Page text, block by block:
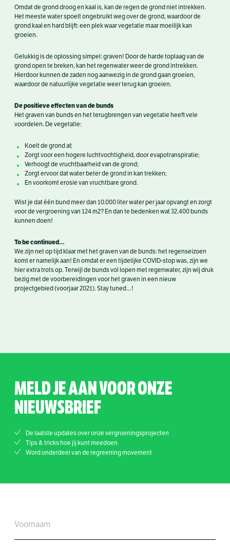
Omdat de grond droog en kaal is, kan de regen de grond niet intrekken.
Het meeste water spoelt ongebruikt weg over de grond, waardoor de
grond kaal en hard blijft: een plek waar vegetatie maar moeilijk kan
groeien.
Gelukkig is de oplossing simpel: graven! Door de harde toplaag van de
grond open te breken, kan het regenwater weer de grond intrekken.
Hierdoor kunnen de zaden nog aanwezig in de grond gaan groeien,
waardoor de natuurlijke vegetatie weer terug kan groeien.
De positieve effecten van de bunds
Het graven van bunds en het terugbrengen van vegetatie heeft vele
voordelen. De vegetatie:
Koelt de grond af;
Zorgt voor een hogere luchtvochtigheid, door evapotranspiratie;
Verhoogt de vruchtbaarheid van de grond;
Zorgt ervoor dat water beter de grond in kan trekken;
En voorkomt erosie van vruchtbare grond.
Wist je dat één bund meer dan 10.000 liter water per jaar opvangt en zorgt
voor de vergroening van 124 m2? En dan te bedenken wat 32.400 bunds
kunnen doen!
To be continued…
We zijn net op tijd klaar met het graven van de bunds: het regenseizoen
komt er namelijk aan! En omdat er een tijdelijke COVID-stop was, zijn we
hier extra trots op. Terwijl de bunds vol lopen met regenwater, zijn wij druk
bezig met de voorbereidingen voor het graven in een nieuw
projectgebied (voorjaar 2021). Stay tuned…!
MELD JE AAN VOOR ONZE
NIEUWSBRIEF
De laatste updates over onze vergroeningsprojecten
Tips & tricks hoe jij kunt meedoen
Word onderdeel van de regreening movement